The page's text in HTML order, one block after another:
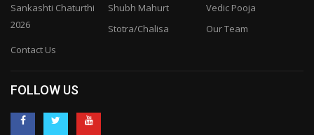
Sankashti Chaturthi
2026
Shubh Mahurt
Vedic Pooja
Stotra/Chalisa
Our Team
Contact Us
FOLLOW US